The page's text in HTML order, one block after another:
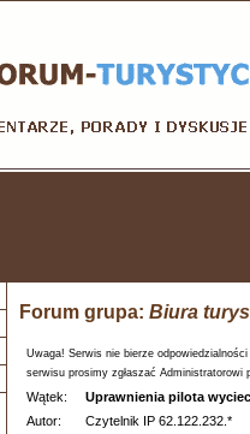
Forum grupa: Biura
Uwaga! Serwis nie bierze
serwisu prosimy zgłaszać Administratorowi
Wątek:
Uprawnienia pilota
Autor:
Czytelnik IP 62.122.232.*